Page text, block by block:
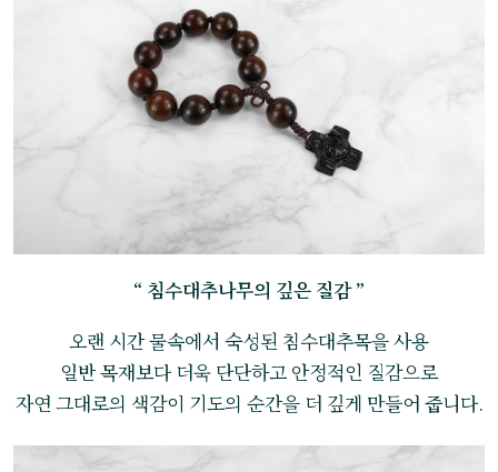
“ 침수대추나무의 깊은 질감 ”
오랜 시간 물속에서 숙성된 침수대추목을 사용
일반 목재보다 더욱 단단하고 안정적인 질감으로
자연 그대로의 색감이 기도의 순간을 더 깊게 만들어 줍니다.